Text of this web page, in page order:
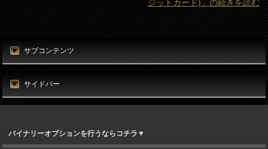
ジットカード)」の続きを読む
サブコンテンツ
サイドバー
バイナリーオプションを行うならコチラ▼